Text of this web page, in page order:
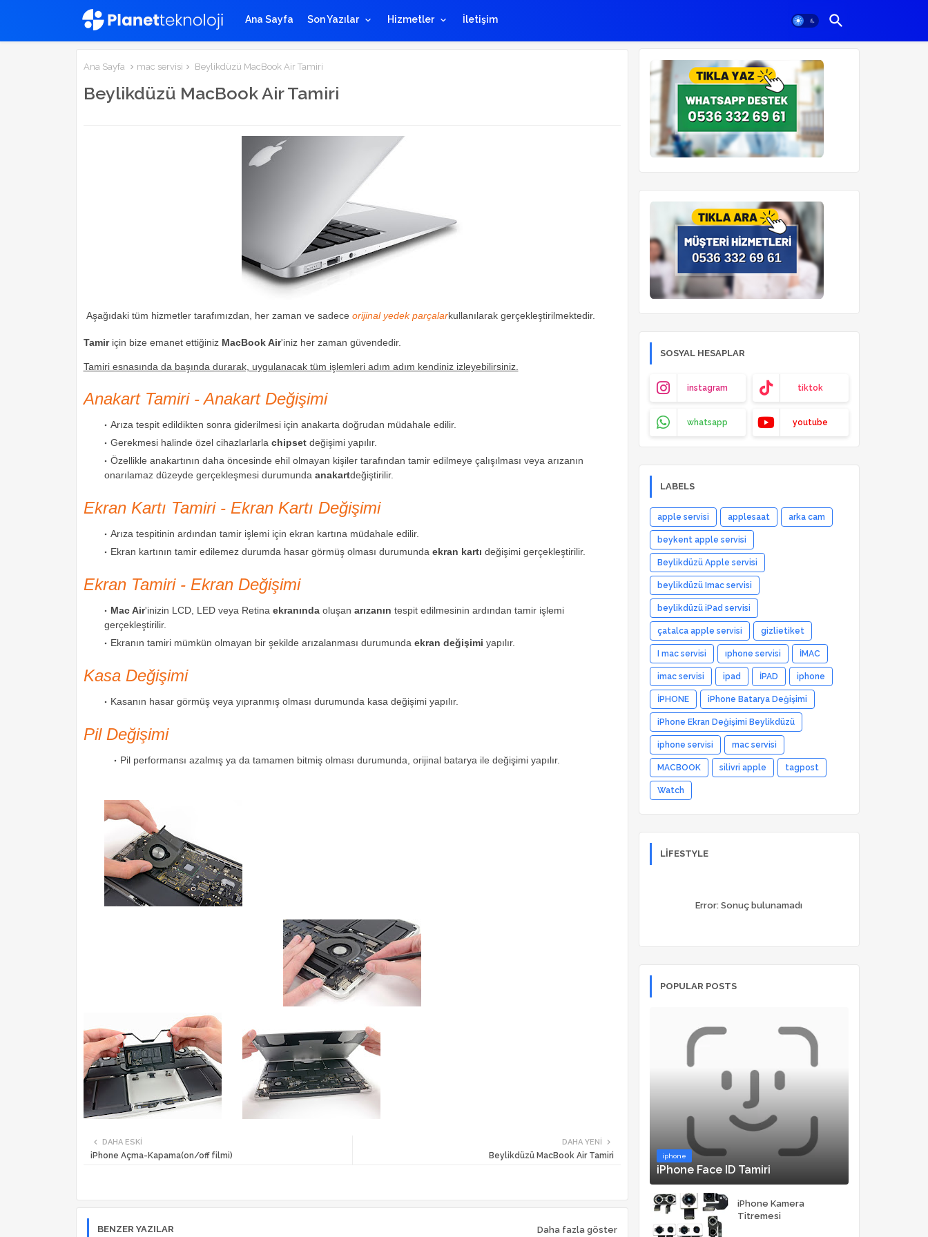
Ana Sayfa Son Yazılar Hizmetler İletişim
Ana Sayfa mac servisi Beylikdüzü MacBook Air Tamiri
Beylikdüzü MacBook Air Tamiri
Aşağıdaki tüm hizmetler tarafımızdan, her zaman ve sadece orijinal yedek parçalarkullanılarak gerçekleştirilmektedir.
Tamiriçin bize emanet ettiğiniz MacBook Air'iniz her zaman güvendedir.
Tamiri esnasında da başında durarak, uygulanacak tüm işlemleri adım adım kendiniz izleyebilirsiniz.
Anakart Tamiri - Anakart Değişimi
Arıza tespit edildikten sonra giderilmesi için anakarta doğrudan müdahale edilir.
Gerekmesi halinde özel cihazlarlarla chipsetdeğişimi yapılır.
Özellikle anakartının daha öncesinde ehil olmayan kişiler tarafından tamir edilmeye çalışılması veya arızanın
onarılamaz düzeyde gerçekleşmesi durumunda anakartdeğiştirilir.
Ekran Kartı Tamiri - Ekran Kartı Değişimi
Arıza tespitinin ardından tamir işlemi için ekran kartına müdahale edilir.
Ekran kartının tamir edilemez durumda hasar görmüş olması durumunda ekran kartı değişimi gerçekleştirilir.
Ekran Tamiri - Ekran Değişimi
Mac Air'inizin LCD, LED veya Retina ekranındaoluşan arızanın tespit edilmesinin ardından tamir işlemi
gerçekleştirilir.
Ekranın tamiri mümkün olmayan bir şekilde arızalanması durumunda ekran değişimi yapılır.
Kasa Değişimi
Kasanın hasar görmüş veya yıpranmış olması durumunda kasa değişimi yapılır.
Pil Değişimi
Pil performansı azalmış ya da tamamen bitmiş olması durumunda, orijinal batarya ile değişimi yapılır.
DAHA YENI
Beylikdüzü MacBook Air Tamiri
DAHA ESKI
iPhone Açma-Kapama(on/off filmi)
BENZER YAZILAR Daha fazla göster
SOSYAL HESAPLAR
instagram tiktok
whatsapp youtube
LABELS
apple servisi applesaat arka cam
beykent apple servisi
Beylikdüzü Apple servisi
beylikdüzü Imac servisi
beylikdüzü iPad servisi
çatalca apple servisi gizlietiket
I mac servisi ıphone servisi İMAC
imac servisi ipad İPAD iphone
İPHONE iPhone Batarya Değişimi
iPhone Ekran Değişimi Beylikdüzü
iphone servisi mac servisi
MACBOOK silivri apple tagpost
Watch
LIFESTYLE
Error: Sonuç bulunamadı
POPULAR POSTS
iphone
iPhone Face ID Tamiri
iPhone Kamera
Titremesi